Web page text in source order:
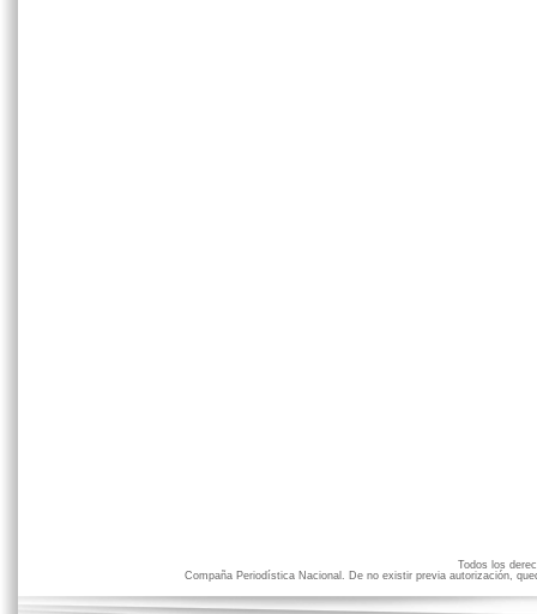
Todos los
Compaña Periodística Nacional. De no existir previa autorización,